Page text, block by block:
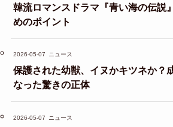
韓流ロマンスドラマ『青い海の伝説
めのポイント
2026-05-07 ニュース
保護された幼獣、イヌかキツネか？
なった驚きの正体
2026-05-07 ニュース